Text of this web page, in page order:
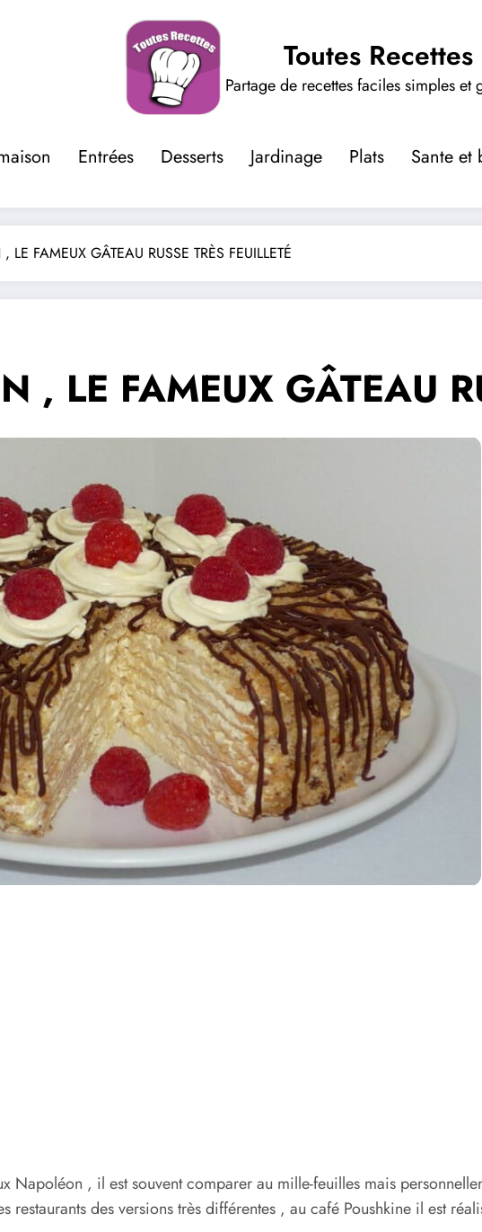
Toutes Recettes
Partage de recettes faciles simples et
Entrées Desserts Jardinage Plats Sante et
LE FAMEUX GÂTEAU RUSSE TRÈS FEUILLETÉ
, LE FAMEUX GÂTEAU
Napoléon , il est souvent comparer au mille-feuilles mais
restaurants des versions très différentes , au café Poushkine il est